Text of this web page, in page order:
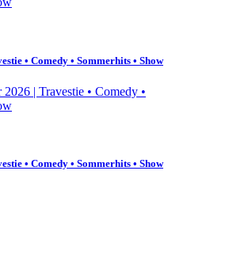
• Comedy • Sommerhits • Show
• Comedy • Sommerhits • Show